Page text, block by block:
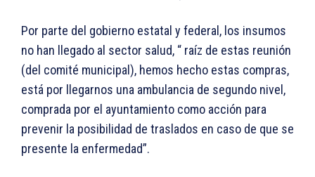
Por parte del gobierno estatal y federal, los insumos
no han llegado al sector salud, “ raíz de estas reunión
(del comité municipal), hemos hecho estas compras,
está por llegarnos una ambulancia de segundo nivel,
comprada por el ayuntamiento como acción para
prevenir la posibilidad de traslados en caso de que se
presente la enfermedad”.